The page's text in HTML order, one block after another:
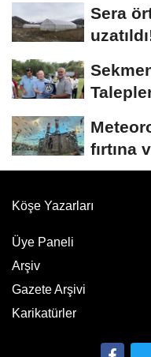
Sera
fırtına
Köşe Yazarları
Üye Paneli
Arşiv
Gazete Arşivi
Karikatürler